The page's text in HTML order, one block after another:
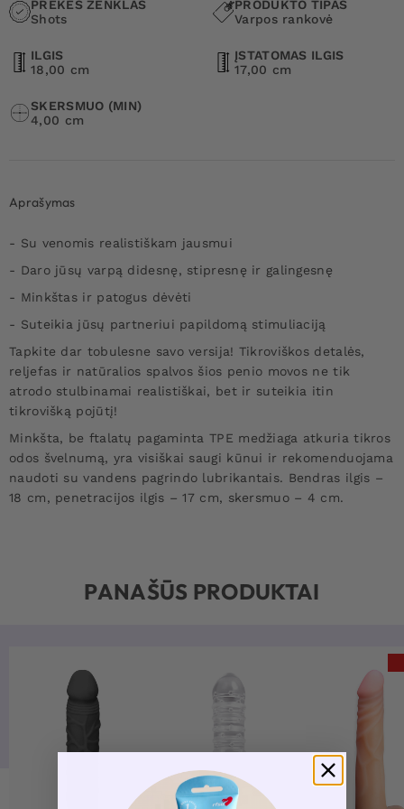
PREKĖS ŽENKLAS
Shots
PRODUKTO TIPAS
Varpos rankovė
ILGIS
18,00 cm
ĮSTATOMAS ILGIS
17,00 cm
SKERSMUO (MIN)
4,00 cm
Aprašymas
- Su venomis realistiškam jausmui
- Daro jūsų varpą didesnę, stipresnę ir galingesnę
- Minkštas ir patogus dėvėti
- Suteikia jūsų partneriui papildomą stimuliaciją
Tapkite dar tobulesne savo versija! Tikroviškos detalės,
reljefas ir natūralios spalvos šios penio movos ne tik
atrodo stulbinamai realistiškai, bet ir suteikia itin
tikrovišką pojūtį!
Minkšta, be ftalatų pagaminta TPE medžiaga atkuria tikros
odos švelnumą, yra visiškai saugi kūnui ir rekomenduojama
naudoti su vandens pagrindo lubrikantais. Bendras ilgis –
18 cm, penetracijos ilgis – 17 cm, skersmuo – 4 cm.
PANAŠŪS PRODUKTAI